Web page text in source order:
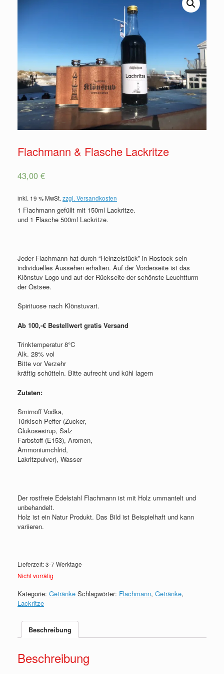
Flachmann & Flasche Lackritze
43,00 €
inkl. 19 % MwSt. zzgl. Versandkosten
1 Flachmann gefüllt mit 150ml Lackritze.
und 1 Flasche 500ml Lackritze.
Jeder Flachmann hat durch “Heinzelstück” in Rostock sein
individuelles Aussehen erhalten. Auf der Vorderseite ist das
Klönstuv Logo und auf der Rückseite der schönste Leuchtturm
der Ostsee.
Spirituose nach Klönstuvart.
Ab 100,-€ Bestellwert gratis Versand
Trinktemperatur 8°C
Alk. 28% vol
Bitte vor Verzehr
kräftig schütteln. Bitte aufrecht und kühl lagern
Zutaten:
Smirnoff Vodka,
Türkisch Peffer (Zucker,
Glukosesirup, Salz
Farbstoff (E153), Aromen,
Ammoniumchlrid,
Lakritzpulver), Wasser
Der rostfreie Edelstahl Flachmann ist mit Holz ummantelt und
unbehandelt.
Holz ist ein Natur Produkt. Das Bild ist Beispielhaft und kann
variieren.
Lieferzeit: 3-7 Werktage
Nicht vorrätig
Kategorie: Getränke Schlagwörter: Flachmann, Getränke,
Lackritze
Beschreibung
Beschreibung